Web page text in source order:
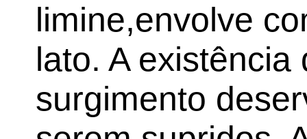
limine,envolve
lato. A
surgimento